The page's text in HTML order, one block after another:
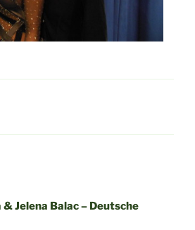
Jelena Balac – Deutsche